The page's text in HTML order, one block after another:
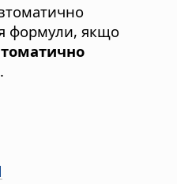
формули, якщо
.